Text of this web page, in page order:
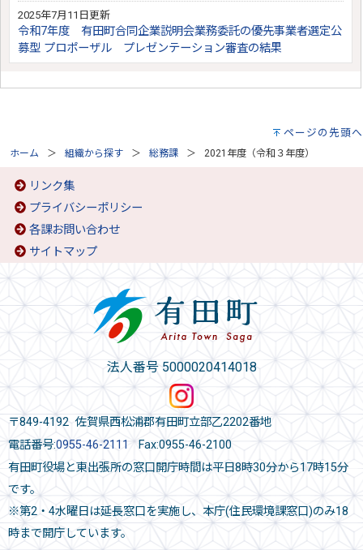
2025年7月11日更新
令和7年度 有田町合同企業説明会業務委託の優先事業者選定公
募型 プロポーザル プレゼンテーション審査の結果
ページの先頭へ
ホーム 組織から探す 総務課 2021年度（令和３年度）
リンク集
プライバシーポリシー
各課お問い合わせ
サイトマップ
法人番号 5000020414018
〒849-4192 佐賀県西松浦郡有田町立部乙2202番地
電話番号:0955-46-2111 Fax:0955-46-2100
有田町役場と東出張所の窓口開庁時間は平日8時30分から17時15分
です。
※第2・4水曜日は延長窓口を実施し、本庁(住民環境課窓口)のみ18
時まで開庁しています。